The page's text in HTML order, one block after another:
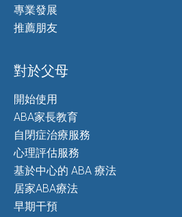
專業發展
推薦朋友
對於父母
開始使用
ABA家長教育
自閉症治療服務
心理評估服務
基於中心的 ABA 療法
居家ABA療法
早期干預